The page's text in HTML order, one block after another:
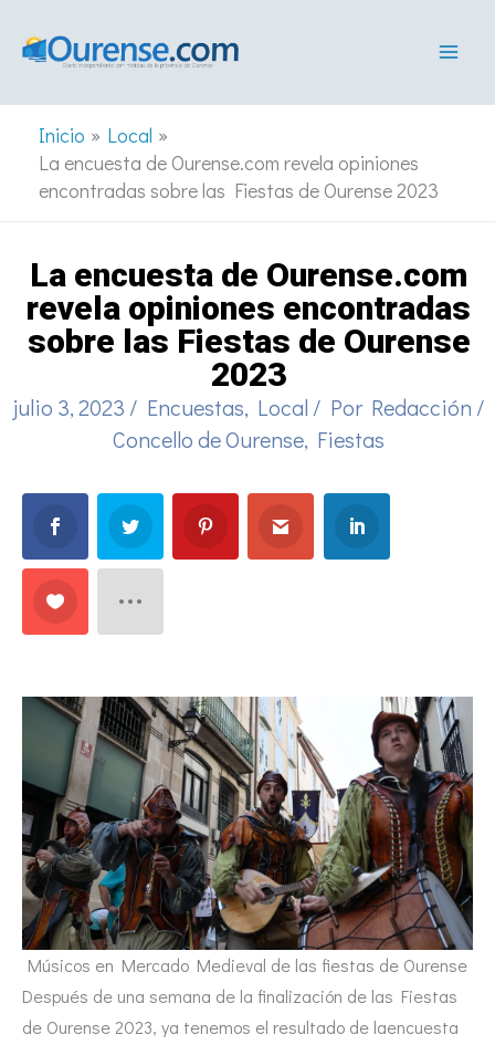
Inicio
Local
La encuesta de Ourense.com revela opiniones
encontradas sobre las Fiestas de Ourense 2023
La encuesta de Ourense.com
revela opiniones encontradas
sobre las Fiestas de Ourense
2023
julio 3, 2023 / Encuestas, Local / Por Redacción /
Concello de Ourense, Fiestas
Músicos en Mercado Medieval de las fiestas de Ourense
Después de una semana de la finalización de las Fiestas
de Ourense 2023, ya tenemos el resultado de laencuesta